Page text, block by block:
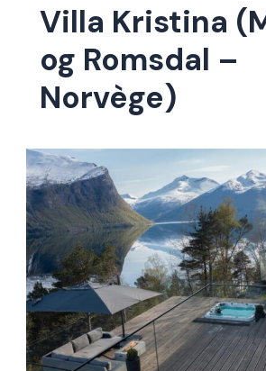
Villa Kristina
og Romsdal –
Norvège)